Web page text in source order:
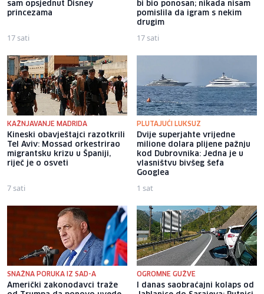
sam opsjednut Disney
princezama
17 sati
bi bio ponosan; nikada nisam
pomislila da igram s nekim
drugim
17 sati
KAŽNJAVANJE MADRIDA
Kineski obavještajci razotkrili
Tel Aviv: Mossad orkestrirao
migrantsku krizu u Španiji,
riječ je o osveti
7 sati
PLUTAJUĆI LUKSUZ
Dvije superjahte vrijedne
milione dolara plijene pažnju
kod Dubrovnika: Jedna je u
vlasništvu bivšeg šefa
Googlea
1 sat
SNAŽNA PORUKA IZ SAD-A
Američki zakonodavci traže
OGROMNE GUŽVE
I danas saobraćajni kolaps od